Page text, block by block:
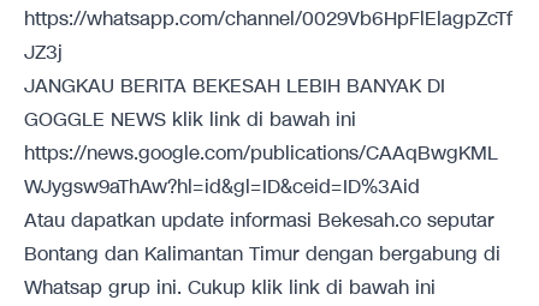
https://whatsapp.com/channel/0029Vb6HpFlElagpZcTf
JZ3j
JANGKAU BERITA BEKESAH LEBIH BANYAK DI
GOGGLE NEWS klik link di bawah ini
https://news.google.com/publications/CAAqBwgKML
WJygsw9aThAw?hl=id&gl=ID&ceid=ID%3Aid
Atau dapatkan update informasi Bekesah.co seputar
Bontang dan Kalimantan Timur dengan bergabung di
Whatsap grup ini. Cukup klik link di bawah ini